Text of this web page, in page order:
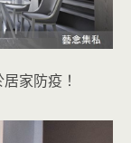
家防疫！